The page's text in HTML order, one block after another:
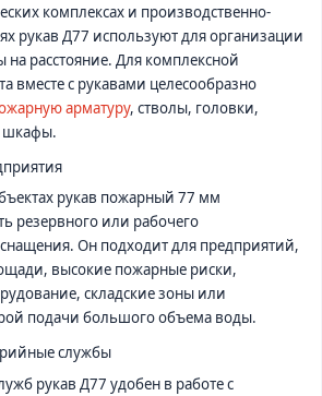
комплексах и производственно-
рукав Д77 используют для организации
расстояние. Для комплексной
вместе с рукавами целесообразно
арматуру, стволы, головки,
шкафы.
рукав пожарный 77 мм
резервного или рабочего
Он подходит для предприятий,
высокие пожарные риски,
складские зоны или
подачи большого объема воды.
службы
рукав Д77 удобен в работе с